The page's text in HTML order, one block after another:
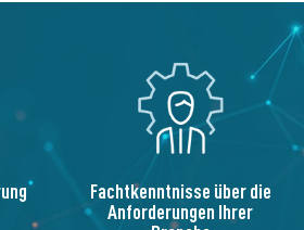
Fachtkenntnisse über die
Anforderungen Ihrer